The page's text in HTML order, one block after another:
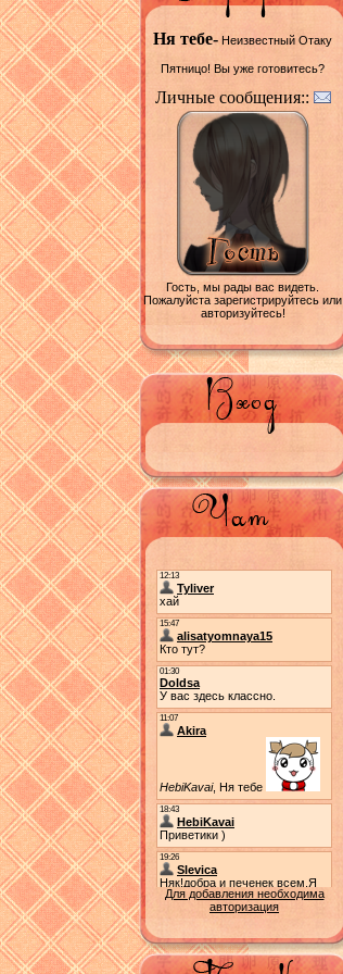
Ня тебе- Неизвестный Отаку
Пятницо! Вы уже готовитесь?
Личные сообщения::
Гость, мы рады вас видеть.
Пожалуйста зарегистрируйтесь или
авторизуйтесь!
Для добавления необходима
авторизация